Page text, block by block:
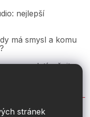
stránek
nejlepší
má smysl a komu
se vyplatí měnit u